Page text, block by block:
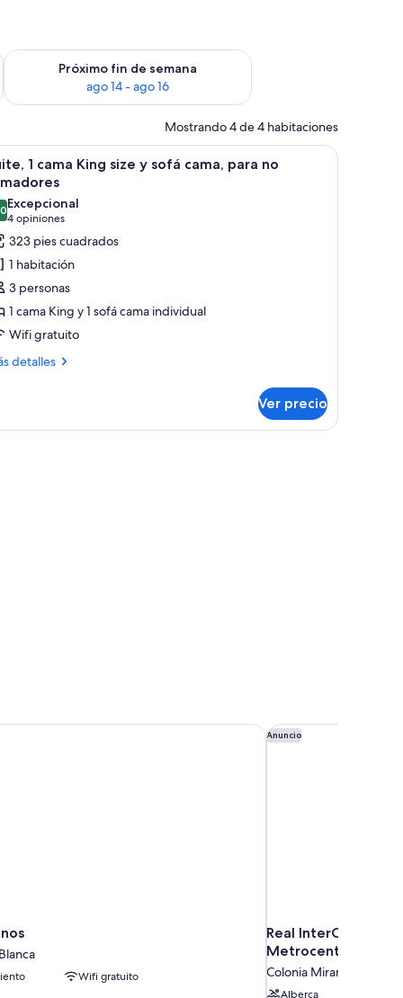
semana ago 7 - ago 9
Próximo fin de semana
ago 14 - ago 16
Consulta la disponibilidad para el próximo fin de semana ago
Mostrando 4 de 4 habitaciones
con cortinas.
con silla, televisor y ventana con cortinas.Habitación de hotel con una cama grande,
9
1 cama King size y sofá cama, para no
de 10
Excepcional
4 opiniones
(4
opiniones)
323 pies cuadrados
1 habitación
3 personas
1 cama King y 1 sofá cama individual
Wifi gratuito
detalles
Ver precio
Wifi gratuito
Anuncio
Real
Metrocentro Mall
Colonia Miramonte
Alberca
Real